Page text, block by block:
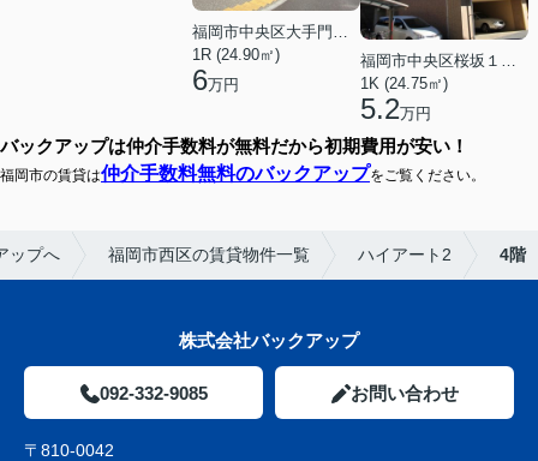
福岡市中央区大手門３丁目
1R (24.90㎡)
6万円
1K (24.75㎡)
5.2万円
バックアップは仲介手数料が無料だから初期費用が安い！
福岡市の賃貸は仲介手数料無料のバックアップをご覧ください。
ップへ 福岡市西区の賃貸物件一覧 ハイアート2 4階
株式会社バックアップ
092-332-9085 お問い合わせ
〒810-0042